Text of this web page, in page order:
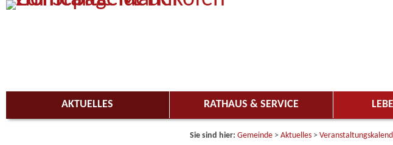
Zum Inhalt, zur Navigationoderzur Startseitespringen.
AKTUELLES RATHAUS & SERVICE
Sie sind hier: Gemeinde > Aktuelles >